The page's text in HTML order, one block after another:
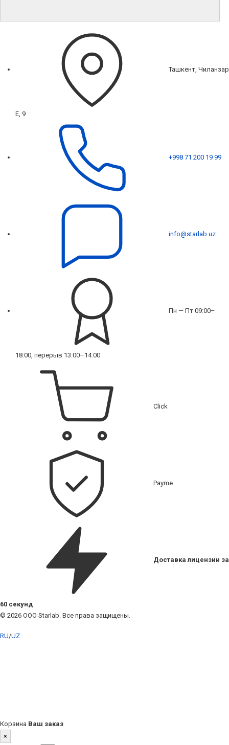
Ташкент, Чиланзар
Е, 9
+998 71 200 19 99
info@starlab.uz
Пн — Пт 09:00–
18:00, перерыв 13:00–14:00
Click
Payme
Доставка лицензии за
60 секунд
© 2026 ООО Starlab. Все права защищены.
RU/UZ
Корзина Ваш заказ
×